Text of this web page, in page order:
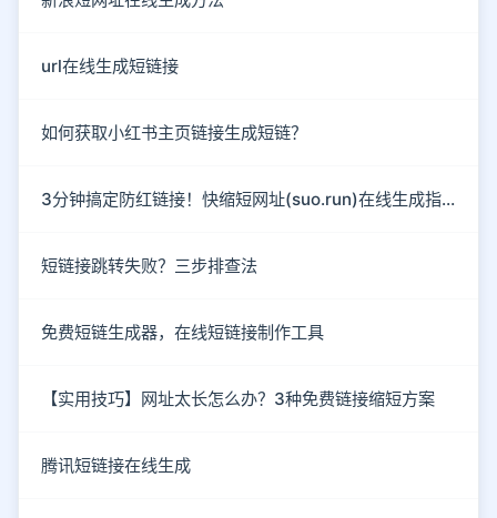
url在线生成短链接
如何获取小红书主页链接生成短链？
3分钟搞定防红链接！快缩短网址(suo.run)在线生成指南
短链接跳转失败？三步排查法
免费短链生成器，在线短链接制作工具
【实用技巧】网址太长怎么办？3种免费链接缩短方案
腾讯短链接在线生成